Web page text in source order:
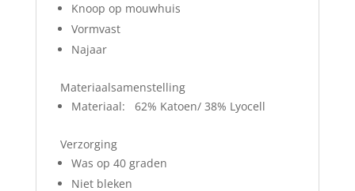
Knoop op mouwhuis
Vormvast
Najaar
Materiaalsamenstelling
Materiaal: 62% Katoen/ 38% Lyocell
Verzorging
Was op 40 graden
Niet bleken